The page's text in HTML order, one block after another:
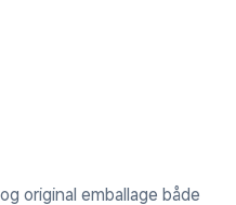
original emballage både